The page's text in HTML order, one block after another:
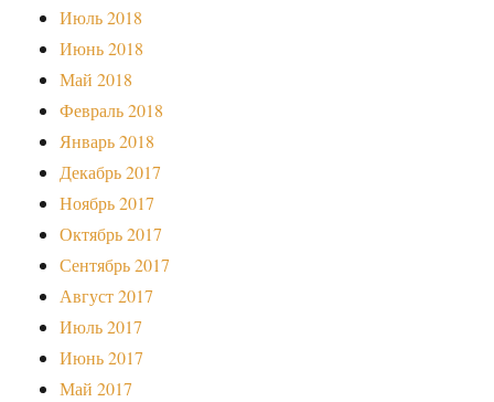
Июль 2018
Июнь 2018
Май 2018
Февраль 2018
Январь 2018
Декабрь 2017
Ноябрь 2017
Октябрь 2017
Сентябрь 2017
Август 2017
Июль 2017
Июнь 2017
Май 2017